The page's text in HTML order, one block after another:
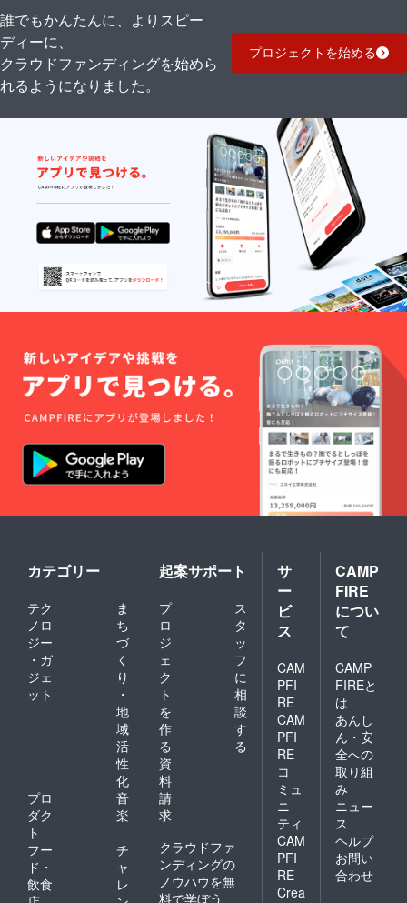
誰でもかんたんに、よりスピー
ディーに、
クラウドファンディングを始めら
れるようになりました。
プロジェクトを始める
カテゴリー
テク
ノロ
ジー
・ガ
ジェ
ット
ま
ち
づ
く
り
・
地
域
活
性
化
プロ
ダク
ト
音
楽
フー
ド・
飲食
チ
ャ
レ
起案サポート
プ
ロ
ジ
ェ
ク
ト
を
作
る
ス
タ
ッ
フ
に
相
談
す
る
資
料
請
求
クラウドファ
ンディングの
ノウハウを無
料で学ぼう
サ
ー
ビ
ス
CAM
PFI
RE
CAM
PFI
RE
コ
ミュ
ニ
ティ
CAM
PFI
RE
Crea
CAMP
FIRE
につい
て
CAMP
FIREと
は
あんし
ん・安
全への
取り組
み
ニュー
ス
ヘルプ
お問い
合わせ